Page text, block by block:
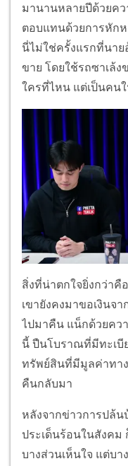
มานานหลายปีด้วยคว
ตอบแทนด้วยการหักห
นี่ไม่ใช่ครั้งแรกที่นาย
ขาย โดยใช้รถซาเล้
ใครที่ไหน แต่เป็นคน
สิ่งที่น่าตกใจยิ่งกว่าคื
เขายังคงมาขอเงินจ
ไปมาคืน แน็กด้วยคว
นี้ ปืนโบราณที่มีทะเบี
ทรัพย์สินที่มีมูลค่าทาง
คืนกลับมา
หลังจากข่าวการปล้น
ประเด็นร้อนในสังคม
บางส่วนเห็นใจ แต่บ